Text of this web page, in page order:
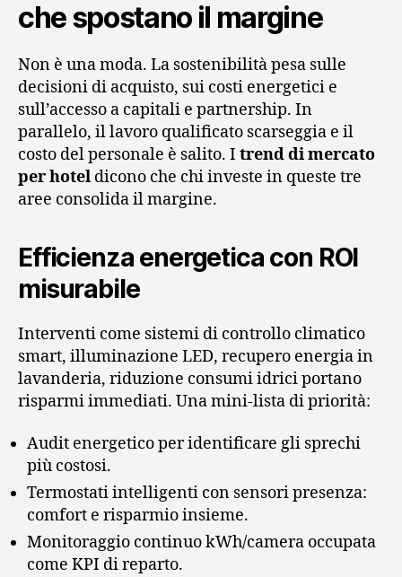
che spostano il margine
Non è una moda. La sostenibilità pesa sulle
decisioni di acquisto, sui costi energetici e
sull’accesso a capitali e partnership. In
parallelo, il lavoro qualificato scarseggia e il
costo del personale è salito. I trend di mercato
per hotel dicono che chi investe in queste tre
aree consolida il margine.
Efficienza energetica con ROI
misurabile
Interventi come sistemi di controllo climatico
smart, illuminazione LED, recupero energia in
lavanderia, riduzione consumi idrici portano
risparmi immediati. Una mini-lista di priorità:
Audit energetico per identificare gli sprechi
più costosi.
Termostati intelligenti con sensori presenza:
comfort e risparmio insieme.
Monitoraggio continuo kWh/camera occupata
come KPI di reparto.